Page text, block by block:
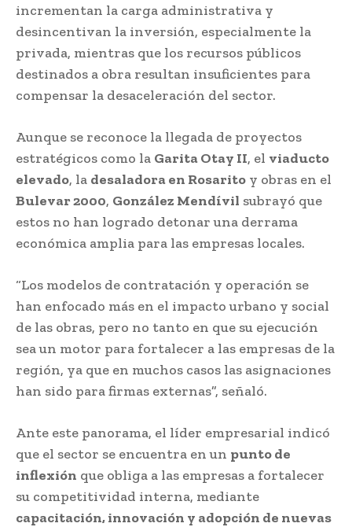
incrementan la carga administrativa y
desincentivan la inversión, especialmente la
privada, mientras que los recursos públicos
destinados a obra resultan insuficientes para
compensar la desaceleración del sector.
Aunque se reconoce la llegada de proyectos
estratégicos como la Garita Otay II, el viaducto
elevado, la desaladora en Rosarito y obras en el
Bulevar 2000, González Mendívil subrayó que
estos no han logrado detonar una derrama
económica amplia para las empresas locales.
“Los modelos de contratación y operación se
han enfocado más en el impacto urbano y social
de las obras, pero no tanto en que su ejecución
sea un motor para fortalecer a las empresas de la
región, ya que en muchos casos las asignaciones
han sido para firmas externas”, señaló.
Ante este panorama, el líder empresarial indicó
que el sector se encuentra en un punto de
inflexión que obliga a las empresas a fortalecer
su competitividad interna, mediante
capacitación, innovación y adopción de nuevas